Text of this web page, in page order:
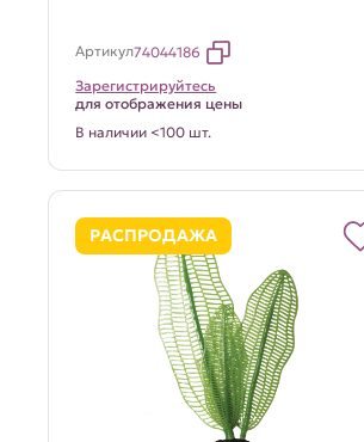
Артикул74044186
Зарегистрируйтесь
для отображения цены
В наличии <100 шт.
РАСПРОДАЖА